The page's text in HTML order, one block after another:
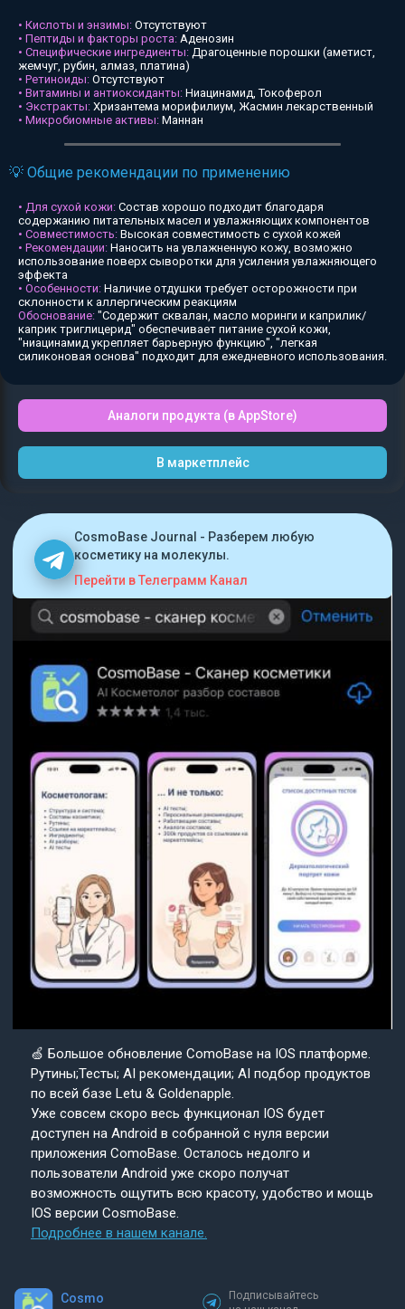
• Кислоты и энзимы: Отсутствуют
• Пептиды и факторы роста: Аденозин
• Специфические ингредиенты: Драгоценные порошки (аметист,
жемчуг, рубин, алмаз, платина)
• Ретиноиды: Отсутствуют
• Витамины и антиоксиданты: Ниацинамид, Токоферол
• Экстракты: Хризантема морифилиум, Жасмин лекарственный
• Микробиомные активы: Маннан
💡 Общие рекомендации по применению
• Для сухой кожи: Состав хорошо подходит благодаря
содержанию питательных масел и увлажняющих компонентов
• Совместимость: Высокая совместимость с сухой кожей
• Рекомендации: Наносить на увлажненную кожу, возможно
использование поверх сыворотки для усиления увлажняющего
эффекта
• Особенности: Наличие отдушки требует осторожности при
склонности к аллергическим реакциям
Обоснование: "Содержит сквалан, масло моринги и каприлик/
каприк триглицерид" обеспечивает питание сухой кожи,
"ниацинамид укрепляет барьерную функцию", "легкая
силиконовая основа" подходит для ежедневного использования.
Аналоги продукта (в AppStore)
В маркетплейс
CosmoBase Journal - Разберем любую
косметику на молекулы.
Перейти в Телеграмм Канал
🍏 Большое обновление ComoBase на IOS платформе.
Рутины;Тесты; AI рекомендации; AI подбор продуктов
по всей базе Letu & Goldenapple.
Уже совсем скоро весь функционал IOS будет
доступен на Android в собранной с нуля версии
приложения ComoBase. Осталось недолго и
пользователи Android уже скоро получат
возможность ощутить всю красоту, удобство и мощь
IOS версии CosmoBase.
Подробнее в нашем канале.
Cosmo
Подписывайтесь